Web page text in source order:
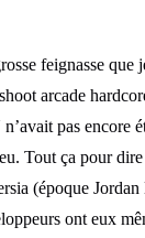
feignasse que
arcade
n’avait pas encore
Tout ça pour
(époque
ont eux